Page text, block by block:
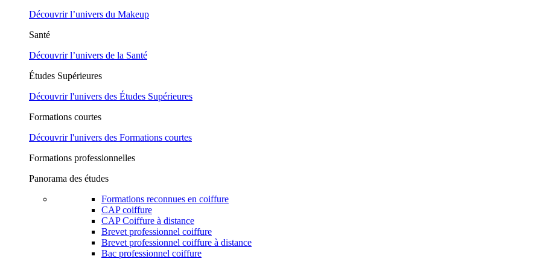
Découvrir l’univers du Makeup
Santé
Découvrir l’univers de la Santé
Études Supérieures
Découvrir l'univers des Études Supérieures
Formations courtes
Découvrir l'univers des Formations courtes
Formations professionnelles
Panorama des études
Formations reconnues en coiffure
CAP coiffure
CAP Coiffure à distance
Brevet professionnel coiffure
Brevet professionnel coiffure à distance
Bac professionnel coiffure